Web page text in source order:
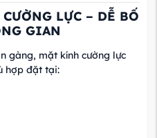
LỰC – DỄ BỐ
GIAN
gàng, mặt kính cường lực
hợp đặt tại: